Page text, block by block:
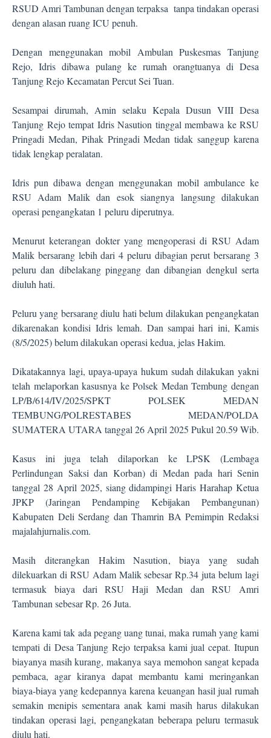
RSUD Amri Tambunan dengan terpaksa tanpa tindakan operasi
dengan alasan ruang ICU penuh.
Dengan menggunakan mobil Ambulan Puskesmas Tanjung
Rejo, Idris dibawa pulang ke rumah orangtuanya di Desa
Tanjung Rejo Kecamatan Percut Sei Tuan.
Sesampai dirumah, Amin selaku Kepala Dusun VIII Desa
Tanjung Rejo tempat Idris Nasution tinggal membawa ke RSU
Pringadi Medan, Pihak Pringadi Medan tidak sanggup karena
tidak lengkap peralatan.
Idris pun dibawa dengan menggunakan mobil ambulance ke
RSU Adam Malik dan esok siangnya langsung dilakukan
operasi pengangkatan 1 peluru diperutnya.
Menurut keterangan dokter yang mengoperasi di RSU Adam
Malik bersarang lebih dari 4 peluru dibagian perut bersarang 3
peluru dan dibelakang pinggang dan dibangian dengkul serta
diuluh hati.
Peluru yang bersarang diulu hati belum dilakukan pengangkatan
dikarenakan kondisi Idris lemah. Dan sampai hari ini, Kamis
(8/5/2025) belum dilakukan operasi kedua, jelas Hakim.
Dikatakannya lagi, upaya-upaya hukum sudah dilakukan yakni
telah melaporkan kasusnya ke Polsek Medan Tembung dengan
LP/B/614/IV/2025/SPKT POLSEK MEDAN
TEMBUNG/POLRESTABES MEDAN/POLDA
SUMATERA UTARA tanggal 26 April 2025 Pukul 20.59 Wib.
Kasus ini juga telah dilaporkan ke LPSK (Lembaga
Perlindungan Saksi dan Korban) di Medan pada hari Senin
tanggal 28 April 2025, siang didampingi Haris Harahap Ketua
JPKP (Jaringan Pendamping Kebijakan Pembangunan)
Kabupaten Deli Serdang dan Thamrin BA Pemimpin Redaksi
majalahjurnalis.com.
Masih diterangkan Hakim Nasution, biaya yang sudah
dilekuarkan di RSU Adam Malik sebesar Rp.34 juta belum lagi
termasuk biaya dari RSU Haji Medan dan RSU Amri
Tambunan sebesar Rp. 26 Juta.
Karena kami tak ada pegang uang tunai, maka rumah yang kami
tempati di Desa Tanjung Rejo terpaksa kami jual cepat. Itupun
biayanya masih kurang, makanya saya memohon sangat kepada
pembaca, agar kiranya dapat membantu kami meringankan
biaya-biaya yang kedepannya karena keuangan hasil jual rumah
semakin menipis sementara anak kami masih harus dilakukan
tindakan operasi lagi, pengangkatan beberapa peluru termasuk
diulu hati.